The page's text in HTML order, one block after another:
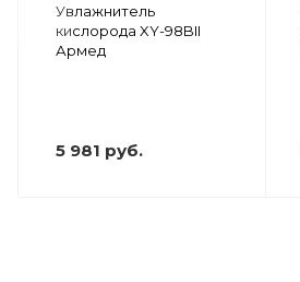
Увлажнитель
кислорода XY-98BII
Армед
5 981 руб.